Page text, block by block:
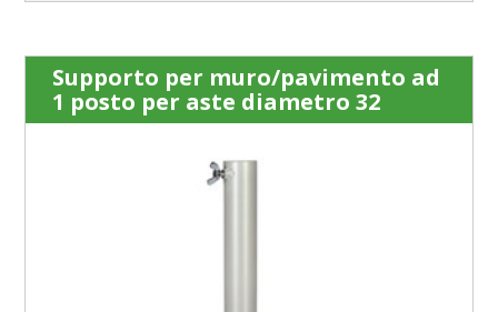
Supporto per muro/pavimento ad
1 posto per aste diametro 32